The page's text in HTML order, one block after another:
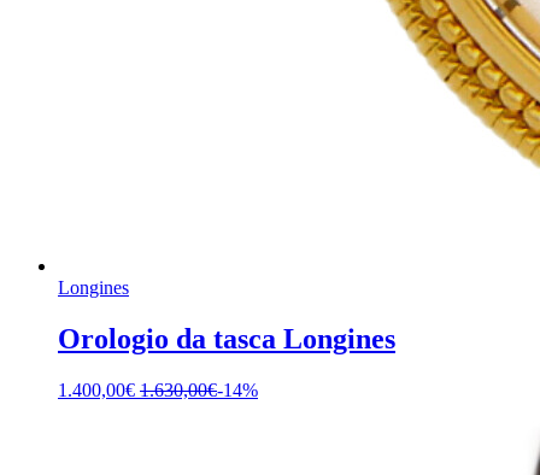
Longines
Orologio da tasca Longines
1.400,00€ 1.630,00€-14%